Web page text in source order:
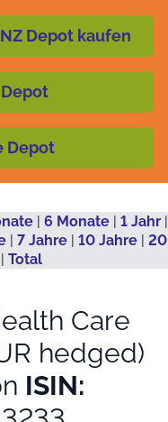
Depot kaufen
Depot
| 6 Monate| 1 Jahr|
| 7 Jahre | 10 Jahre | 20
Total
Care
hedged)
ISIN: